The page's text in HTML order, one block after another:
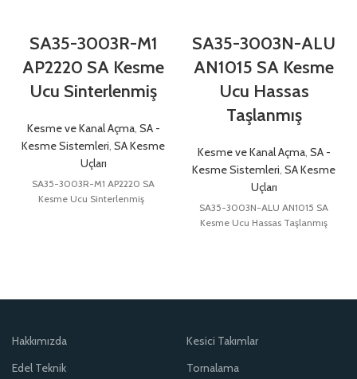
SA35-3003R-M1
AP2220 SA Kesme
Ucu Sinterlenmiş
Kesme ve Kanal Açma, SA -
Kesme Sistemleri, SA Kesme
Uçları
SA35-3003R-M1 AP2220 SA
Kesme Ucu Sinterlenmiş
SA35-3003N-ALU
AN1015 SA Kesme
Ucu Hassas
Taşlanmış
Kesme ve Kanal Açma, SA -
Kesme Sistemleri, SA Kesme
Uçları
SA35-3003N-ALU AN1015 SA
Kesme Ucu Hassas Taşlanmış
Hakkımızda
Edel Teknik
Kesici Takımlar
Tornalama